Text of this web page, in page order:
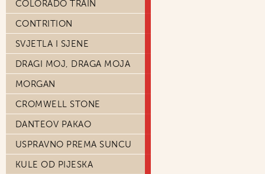
COLORADO TRAIN
CONTRITION
SVJETLA I SJENE
DRAGI MOJ, DRAGA MOJA
MORGAN
CROMWELL STONE
DANTEOV PAKAO
USPRAVNO PREMA SUNCU
KULE OD PIJESKA